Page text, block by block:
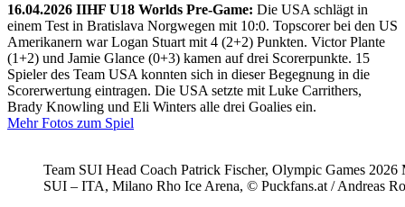
16.04.2026 IIHF U18 Worlds Pre-Game: Die USA schlägt in
einem Test in Bratislava Norgwegen mit 10:0. Topscorer bei den US
Amerikanern war Logan Stuart mit 4 (2+2) Punkten. Victor Plante
(1+2) und Jamie Glance (0+3) kamen auf drei Scorerpunkte. 15
Spieler des Team USA konnten sich in dieser Begegnung in die
Scorerwertung eintragen. Die USA setzte mit Luke Carrithers,
Brady Knowling und Eli Winters alle drei Goalies ein.
Mehr Fotos zum Spiel
Team SUI Head Coach Patrick Fischer, Olympic Games 2026
SUI – ITA, Milano Rho Ice Arena, © Puckfans.at / Andreas